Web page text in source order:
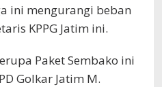
ini mengurangi beban
KPPG Jatim ini.
Paket Sembako ini
Golkar Jatim M.